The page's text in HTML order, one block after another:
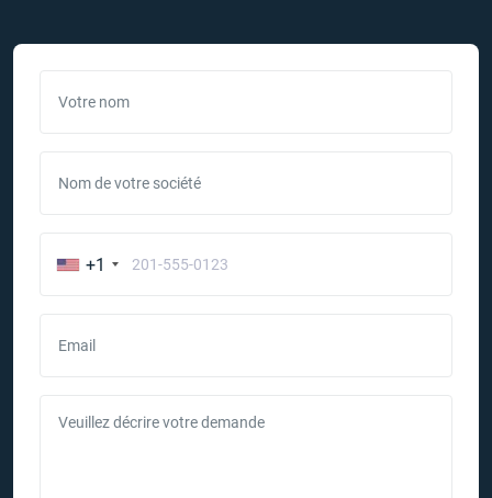
Votre nom
Nom de votre société
+1
Email
Veuillez décrire votre demande